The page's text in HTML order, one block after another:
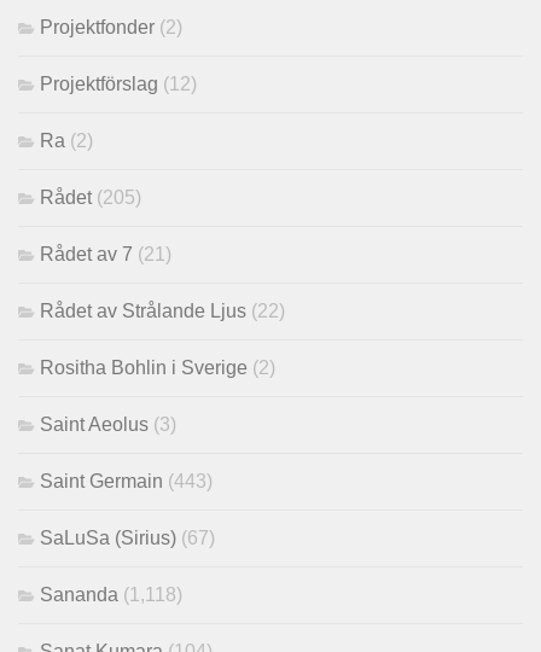
Projektfonder (2)
Projektförslag (12)
Ra (2)
Rådet (205)
Rådet av 7 (21)
Rådet av Strålande Ljus (22)
Rositha Bohlin i Sverige (2)
Saint Aeolus (3)
Saint Germain (443)
SaLuSa (Sirius) (67)
Sananda (1,118)